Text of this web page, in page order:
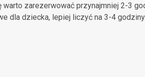
warto zarezerwować przynajmniej 2-3
dla dziecka, lepiej liczyć na 3-4 godziny.